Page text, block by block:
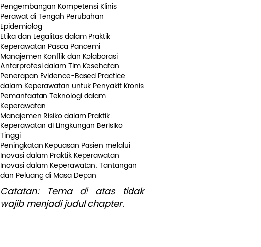
Pengembangan Kompetensi Klinis
Perawat di Tengah Perubahan
Epidemiologi
Etika dan Legalitas dalam Praktik
Keperawatan Pasca Pandemi
Manajemen Konflik dan Kolaborasi
Antarprofesi dalam Tim Kesehatan
Penerapan Evidence-Based Practice
dalam Keperawatan untuk Penyakit Kronis
Pemanfaatan Teknologi dalam
Keperawatan
Manajemen Risiko dalam Praktik
Keperawatan di Lingkungan Berisiko
Tinggi
Peningkatan Kepuasan Pasien melalui
Inovasi dalam Praktik Keperawatan
Inovasi dalam Keperawatan: Tantangan
dan Peluang di Masa Depan
Catatan: Tema di atas tidak
wajib menjadi judul chapter.